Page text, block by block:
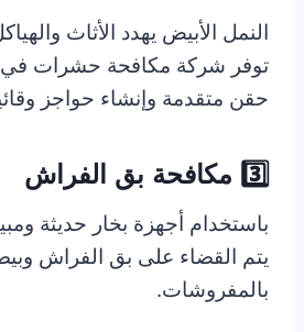
النمل الأبيض يهدد الأثاث
توفر شركة مكافحة حشرات في
حقن متقدمة وإنشاء حواجز
3️⃣ مكافحة بق الفراش
باستخدام أجهزة بخار حديثة
يتم القضاء على بق الفراش
بالمفروشات.